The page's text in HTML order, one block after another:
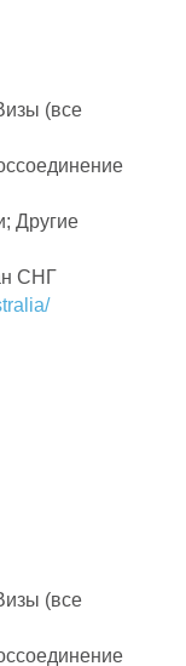
(все
Другие
СНГ
(все